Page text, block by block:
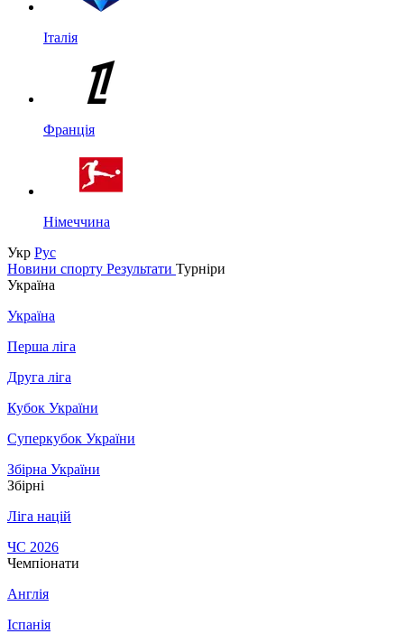
Італія
Франція
Німеччина
Укр Рус
Новини спорту Результати Турніри
Україна
Україна
Перша ліга
Друга ліга
Кубок України
Суперкубок України
Збірна України
Збірні
Ліга націй
ЧС 2026
Чемпіонати
Англія
Іспанія